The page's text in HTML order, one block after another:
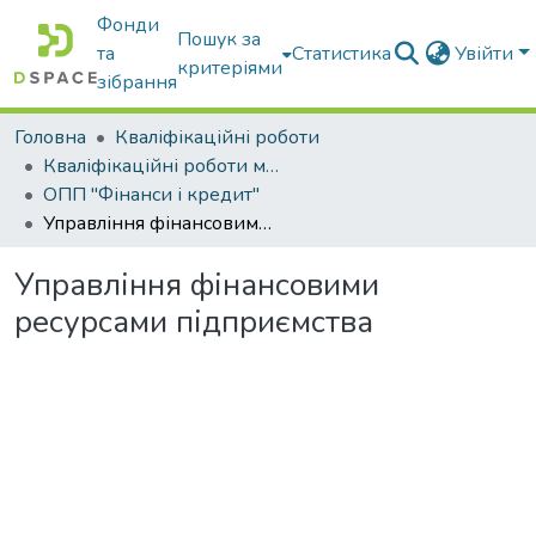
Фонди
та
зібрання
Пошук за
критеріями
Статистика Увійти
Головна
Кваліфікаційні роботи
Кваліфікаційні роботи магістрів
ОПП "Фінанси і кредит"
Управління фінансовими ресурсами підприємства
Управління фінансовими
ресурсами підприємства